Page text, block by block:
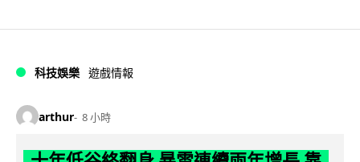
科技娛樂 遊戲情報
arthur 8 小時